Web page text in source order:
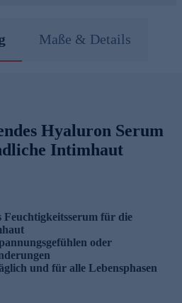
Maße & Details
Hyaluron Serum
Intimhaut
Feuchtigkeitsserum für die
oder
und für alle Lebensphasen